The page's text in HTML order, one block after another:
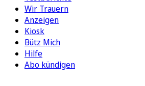
Wir Trauern
Anzeigen
Kiosk
Bütz Mich
Hilfe
Abo kündigen